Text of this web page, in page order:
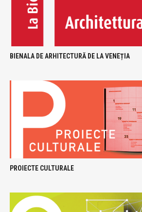
BIENALA DE ARHITECTURĂ DE LA VENEȚIA
PROIECTE CULTURALE